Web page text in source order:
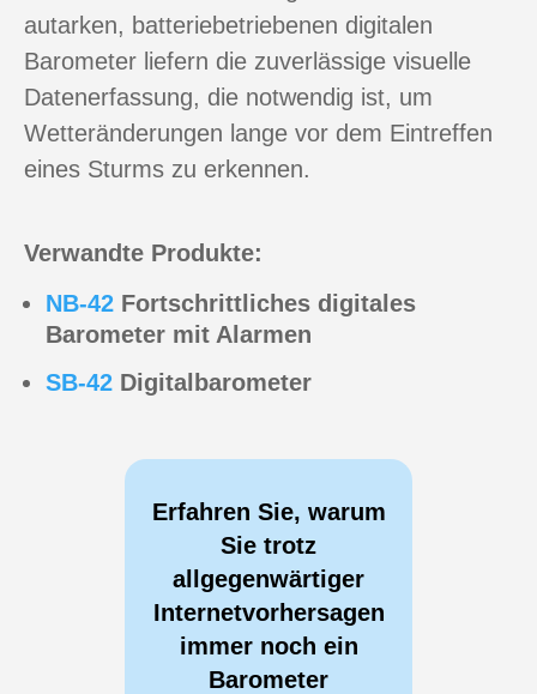
autarken, batteriebetriebenen digitalen
Barometer liefern die zuverlässige visuelle
Datenerfassung, die notwendig ist, um
Wetteränderungen lange vor dem Eintreffen
eines Sturms zu erkennen.
Verwandte Produkte:
NB-42 Fortschrittliches digitales
Barometer mit Alarmen
SB-42 Digitalbarometer
Erfahren Sie, warum
Sie trotz
allgegenwärtiger
Internetvorhersagen
immer noch ein
Barometer